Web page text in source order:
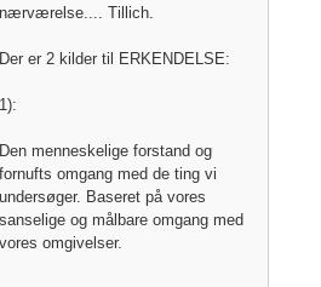
nærværelse.... Tillich.
Der er 2 kilder til ERKENDELSE:
1):
Den menneskelige forstand og
fornufts omgang med de ting vi
undersøger. Baseret på vores
sanselige og målbare omgang med
vores omgivelser.